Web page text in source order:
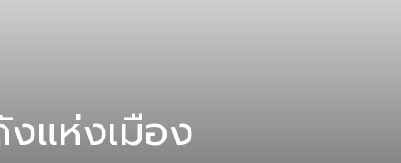
แห่งเมือง